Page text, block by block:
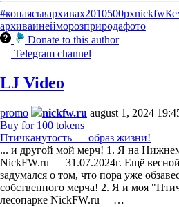
#копаясьвархивах2010500pxnickfw
архиваинейморозприродафото
Donate to this author
Telegram channel
LJ Video
promo nickfw.ru august 1, 2024
Buy for 100 tokens
Птичканутость — образ жизни!
... и другой мой мерч! 1. Я на
NickFW.ru — 31.07.2024г. Ещё
задумался о том, что пора уже
собственного мерча! 2. Я и моя
лесопарке NickFW.ru —…